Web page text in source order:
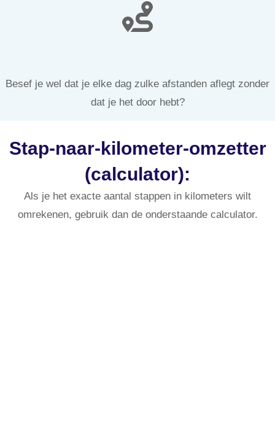
Besef je wel dat je elke dag zulke afstanden aflegt zonder
dat je het door hebt?
Stap-naar-kilometer-omzetter
(calculator):
Als je het exacte aantal stappen in kilometers wilt
omrekenen, gebruik dan de onderstaande calculator.